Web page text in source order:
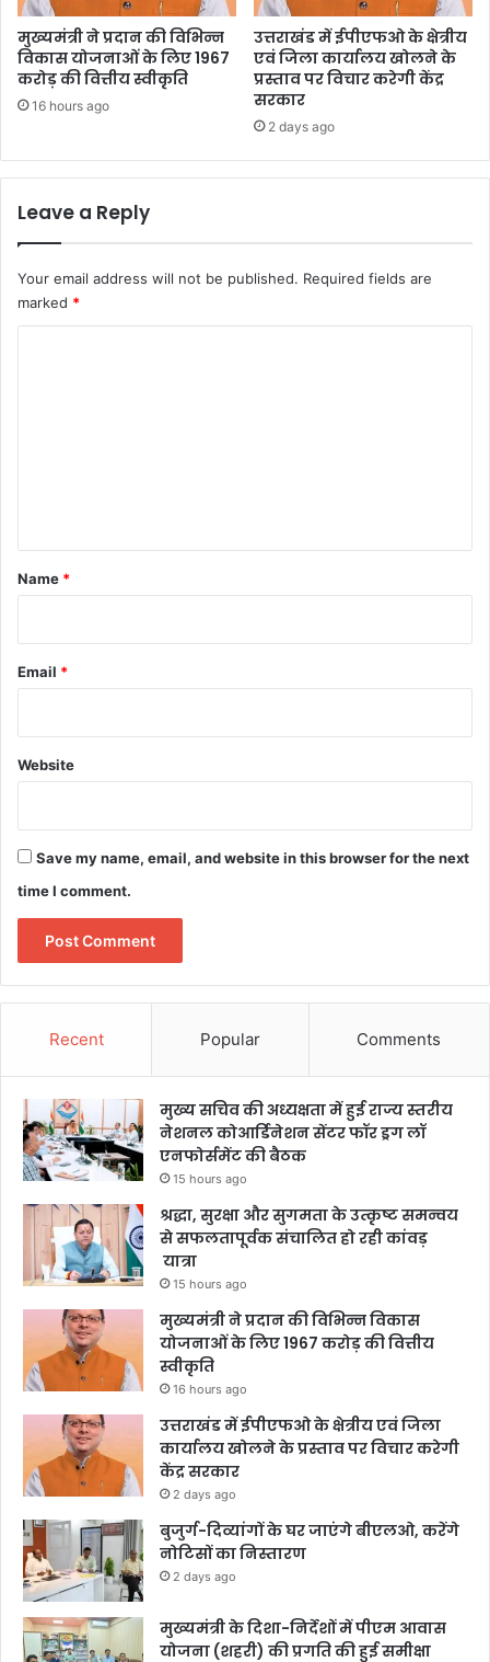
मुख्यमंत्री ने प्रदान की विभिन्न
विकास योजनाओं के लिए 1967
करोड़ की वित्तीय स्वीकृति
16 hours ago
उत्तराखंड में ईपीएफओ के क्षेत्रीय
एवं जिला कार्यालय खोलने के
प्रस्ताव पर विचार करेगी केंद्र
सरकार
2 days ago
Leave a Reply
Your email address will not be published. Required fields are
marked *
*
Name *
Email *
Website
Save my name, email, and website in this browser for the next
time I comment.
Recent Popular Comments
मुख्य सचिव की अध्यक्षता में हुई राज्य स्तरीय
नेशनल कोआर्डिनेशन सेंटर फॉर ड्रग लॉ
एनफोर्समेंट की बैठक
15 hours ago
श्रद्धा, सुरक्षा और सुगमता के उत्कृष्ट समन्वय
से सफलतापूर्वक संचालित हो रही कांवड़
यात्रा
15 hours ago
मुख्यमंत्री ने प्रदान की विभिन्न विकास
योजनाओं के लिए 1967 करोड़ की वित्तीय
स्वीकृति
16 hours ago
उत्तराखंड में ईपीएफओ के क्षेत्रीय एवं जिला
कार्यालय खोलने के प्रस्ताव पर विचार करेगी
केंद्र सरकार
2 days ago
बुजुर्ग-दिव्यांगों के घर जाएंगे बीएलओ, करेंगे
नोटिसों का निस्तारण
2 days ago
मुख्यमंत्री के दिशा-निर्देशों में पीएम आवास
योजना (शहरी) की प्रगति की हुई समीक्षा